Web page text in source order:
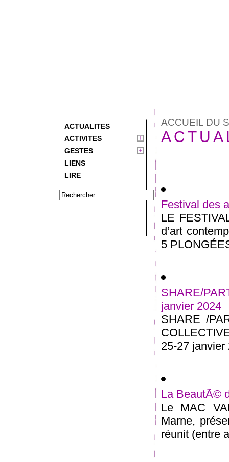
ACTUALITES
ACTIVITES
GESTES
LIENS
LIRE
ACCUEIL DU
Festival des
LE
d’art
5
SHARE/
janvier 2024
SHARE /
25-27 janvier
La BeautÃ©
Le MAC
Marne,
réunit (entre